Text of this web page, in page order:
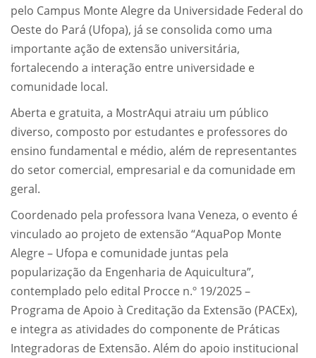
pelo Campus Monte Alegre da Universidade Federal do
Oeste do Pará (Ufopa), já se consolida como uma
importante ação de extensão universitária,
fortalecendo a interação entre universidade e
comunidade local.
Aberta e gratuita, a MostrAqui atraiu um público
diverso, composto por estudantes e professores do
ensino fundamental e médio, além de representantes
do setor comercial, empresarial e da comunidade em
geral.
Coordenado pela professora Ivana Veneza, o evento é
vinculado ao projeto de extensão “AquaPop Monte
Alegre – Ufopa e comunidade juntas pela
popularização da Engenharia de Aquicultura”,
contemplado pelo edital Procce n.º 19/2025 –
Programa de Apoio à Creditação da Extensão (PACEx),
e integra as atividades do componente de Práticas
Integradoras de Extensão. Além do apoio institucional